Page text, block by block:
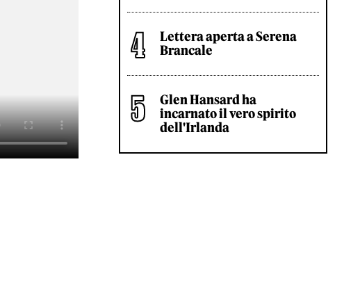
Lettera aperta a Serena
Brancale
Glen Hansard ha
incarnato il vero spirito
dell'Irlanda